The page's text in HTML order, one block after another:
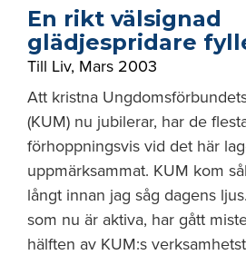
En rikt välsignad
glädjespridare
Till Liv, Mars 2003
Att kristna
(KUM) nu jubilerar, har de
förhoppningsvis vid det här
uppmärksammat. KUM kom
långt innan jag såg dagens
som nu är aktiva, har gått
hälften av KUM:s